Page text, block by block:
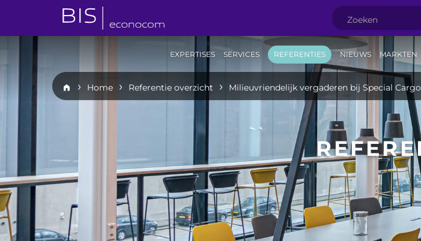
EXPERTISES SERVICES REFERENTIES NIEUWS MARKTEN
Home Referentie overzicht Milieuvriendelijk vergaderen bij Special